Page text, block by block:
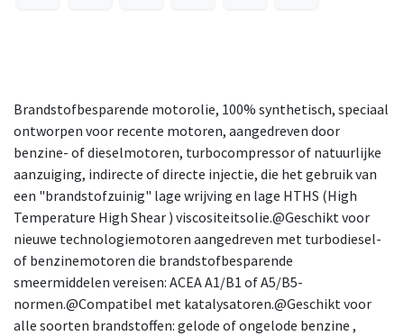
Brandstofbesparende motorolie, 100% synthetisch, speciaal
ontworpen voor recente motoren, aangedreven door
benzine- of dieselmotoren, turbocompressor of natuurlijke
aanzuiging, indirecte of directe injectie, die het gebruik van
een "brandstofzuinig" lage wrijving en lage HTHS (High
Temperature High Shear ) viscositeitsolie.@Geschikt voor
nieuwe technologiemotoren aangedreven met turbodiesel-
of benzinemotoren die brandstofbesparende
smeermiddelen vereisen: ACEA A1/B1 of A5/B5-
normen.@Compatibel met katalysatoren.@Geschikt voor
alle soorten brandstoffen: gelode of ongelode benzine ,